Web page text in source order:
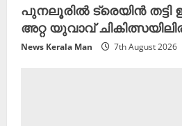
പുനലൂരിൽ ട്രെയിൻ
അറ്റ യുവാവ്
News Kerala Man 7th August 2026